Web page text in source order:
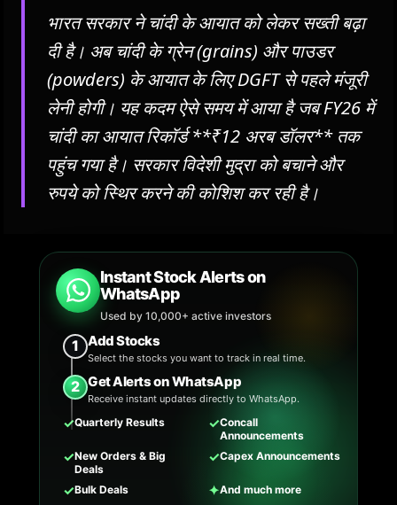
भारत सरकार ने चांदी के आयात को लेकर सख्ती बढ़ा
दी है। अब चांदी के ग्रेन (grains) और पाउडर
(powders) के आयात के लिए DGFT से पहले मंजूरी
लेनी होगी। यह कदम ऐसे समय में आया है जब FY26 में
चांदी का आयात रिकॉर्ड **₹12 अरब डॉलर** तक
पहुंच गया है। सरकार विदेशी मुद्रा को बचाने और
रुपये को स्थिर करने की कोशिश कर रही है।
Instant Stock Alerts on
WhatsApp
Used by 10,000+ active investors
1 Add Stocks
Select the stocks you want to track in real time.
2 Get Alerts on WhatsApp
Receive instant updates directly to WhatsApp.
✓Quarterly Results ✓Concall
Announcements
✓New Orders & Big
Deals
✓Capex Announcements
✓Bulk Deals ✦And much more